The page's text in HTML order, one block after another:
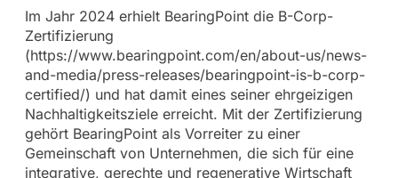
Im Jahr 2024 erhielt BearingPoint die B-Corp-
Zertifizierung
(https://www.bearingpoint.com/en/about-us/news-
and-media/press-releases/bearingpoint-is-b-corp-
certified/) und hat damit eines seiner ehrgeizigen
Nachhaltigkeitsziele erreicht. Mit der Zertifizierung
gehört BearingPoint als Vorreiter zu einer
Gemeinschaft von Unternehmen, die sich für eine
integrative, gerechte und regenerative Wirtschaft